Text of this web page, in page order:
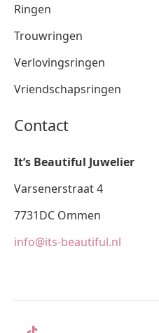
Ringen
Trouwringen
Verlovingsringen
Vriendschapsringen
Contact
It’s Beautiful Juwelier
Varsenerstraat 4
7731DC Ommen
info@its-beautiful.nl